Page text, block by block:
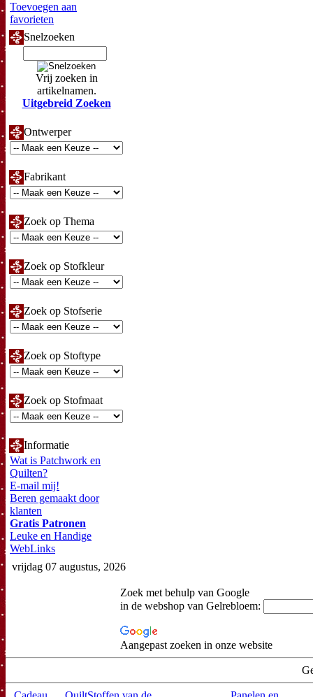
Toevoegen aan
favorieten
Snelzoeken
Vrij zoeken in
artikelnamen.
Uitgebreid Zoeken
Ontwerper
Fabrikant
Zoek op Thema
Zoek op Stofkleur
Zoek op Stofserie
Zoek op Stoftype
Zoek op Stofmaat
Informatie
Wat is Patchwork en
Quilten?
E-mail mij!
Beren gemaakt door
klanten
Gratis Patronen
Leuke en Handige
WebLinks
vrijdag 07 augustus, 2026
Zoek met behulp van Google
in de webshop van Gelrebloem:
Aangepast zoeken in onze website